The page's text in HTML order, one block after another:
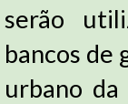
serão
bancos de
urbano